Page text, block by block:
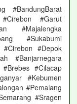
#BandungBarat
#Garut
#Majalengka
#Sukabumi
#Depok
#Banjarnegara
#Cilacap
#Kebumen
#Pemalang
#Sragen